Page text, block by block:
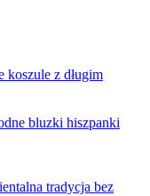
koszule z długim
bluzki hiszpanki
tradycja bez